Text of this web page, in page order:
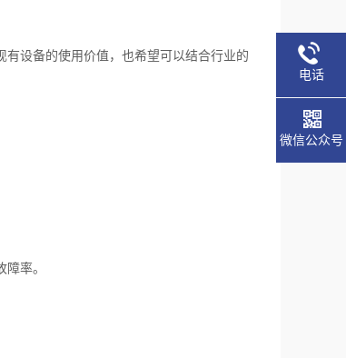
设备的使用价值，也希望可以结合行业的
率。
电话
微信公众号